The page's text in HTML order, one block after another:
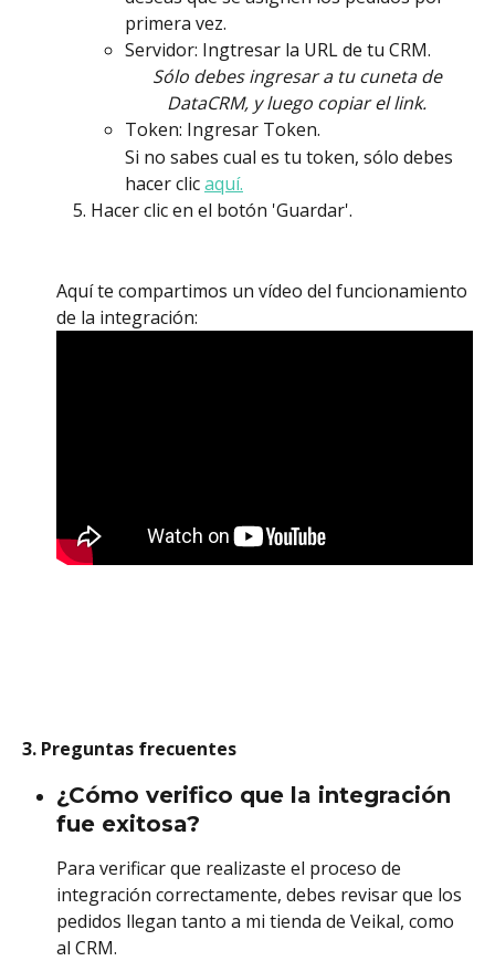
primera vez.
Servidor: Ingtresar la URL de tu CRM.
Sólo debes ingresar a tu cuneta de
DataCRM, y luego copiar el link.
Token: Ingresar Token.
Si no sabes cual es tu token, sólo debes
hacer clic aquí.
Hacer clic en el botón 'Guardar'.
Aquí te compartimos un vídeo del funcionamiento
de la integración:
3. Preguntas frecuentes
¿Cómo verifico que la integración
fue exitosa?
Para verificar que realizaste el proceso de
integración correctamente, debes revisar que los
pedidos llegan tanto a mi tienda de Veikal, como
al CRM.